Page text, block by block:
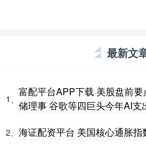
最新文
1、
富配平台APP下载 美股盘前
储理事 谷歌等四巨头今年AI支
2、 海证配资平台 美国核心通胀